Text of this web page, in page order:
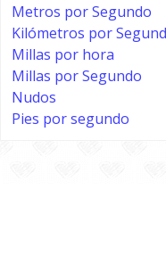
Metros por Segundo
Kilómetros por
Millas por hora
Millas por Segundo
Nudos
Pies por segundo